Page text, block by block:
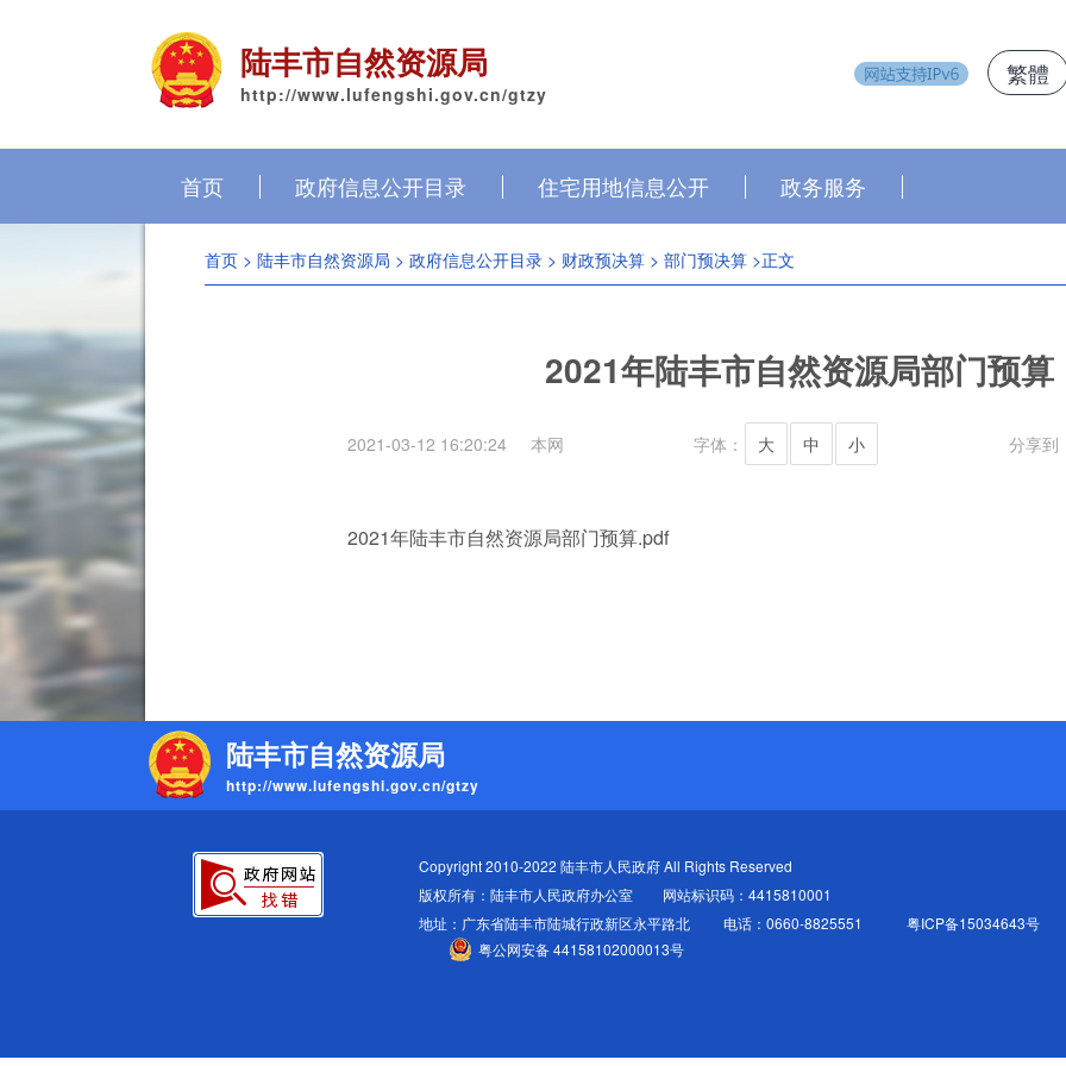
陆丰市自然资源局
http://www.lufengshi.gov.cn/gtzy
繁體
首页 政府信息公开目录 住宅用地信息公开 政务服务
首页 > 陆丰市自然资源局 > 政府信息公开目录 > 财政预决算 > 部门预决算 >正文
2021年陆丰市自然资源局部门预算
分享
2021-03-12 16:20:24 本网 字体： 大 中 小
2021年陆丰市自然资源局部门预算.pdf
陆丰市自然资源局
http://www.lufengshi.gov.cn/gtzy
Copyright 2010-2022 陆丰市人民政府 All Rights Reserved
版权所有：陆丰市人民政府办公室
网站标识码：4415810001
地址：广东省陆丰市陆城行政新区永平路北
电话：0660-8825551
粤ICP备15034643号
粤公网安备 44158102000013号